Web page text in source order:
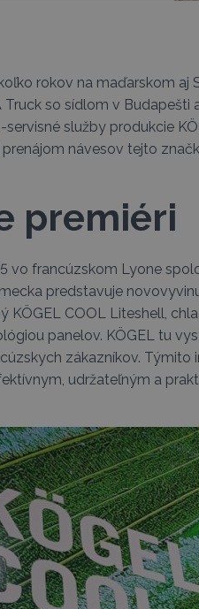
rokov na maďarskom aj
so sídlom v Budapešti
služby produkcie
návesov tejto
premiéri
vo francúzskom Lyone
predstavuje
KÖGEL COOL Liteshell,
panelov. KÖGEL tu
zákazníkov. Týmito
udržateľným a